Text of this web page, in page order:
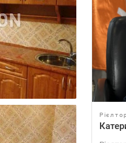
Рієлтор